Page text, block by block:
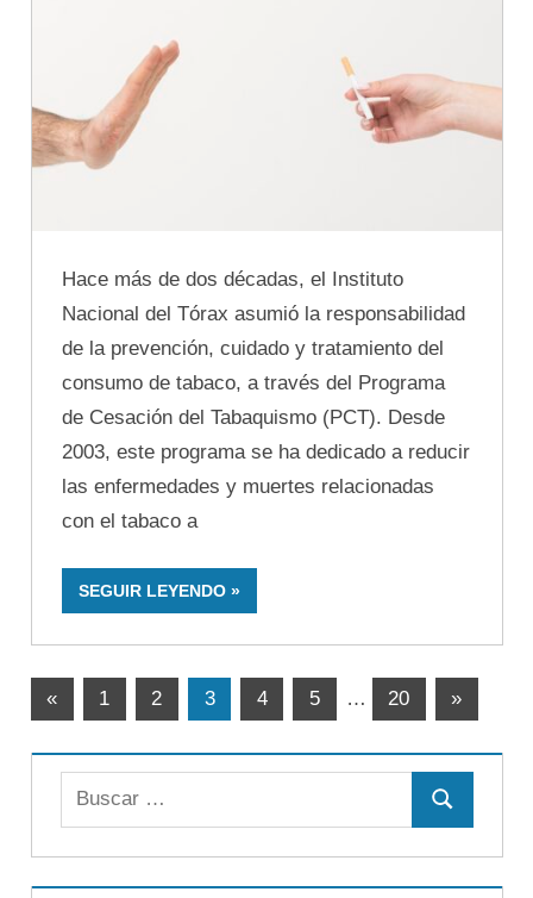
Hace más de dos décadas, el Instituto
Nacional del Tórax asumió la responsabilidad
de la prevención, cuidado y tratamiento del
consumo de tabaco, a través del Programa
de Cesación del Tabaquismo (PCT). Desde
2003, este programa se ha dedicado a reducir
las enfermedades y muertes relacionadas
con el tabaco a
SEGUIR LEYENDO
Paginación
entradas
«Entradas
1 2 3 4 5 … 20
Entradas
»
Buscar:
Buscar